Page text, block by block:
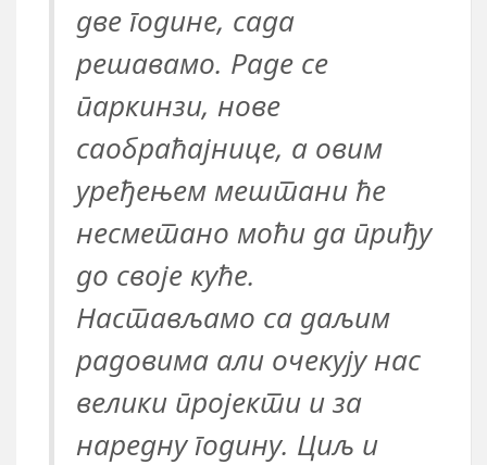
две године, сада
решавамо. Раде се
паркинзи, нове
саобраћајнице, а овим
уређењем мештани ће
несметано моћи да приђу
до своје куће.
Настављамо са даљим
радовима али очекују нас
велики пројекти и за
наредну годину. Циљ и